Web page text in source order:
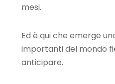
mesi.
Ed è qui che emerge
importanti del mondo
anticipare.